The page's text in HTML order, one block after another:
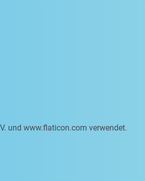
und www.flaticon.com verwendet.